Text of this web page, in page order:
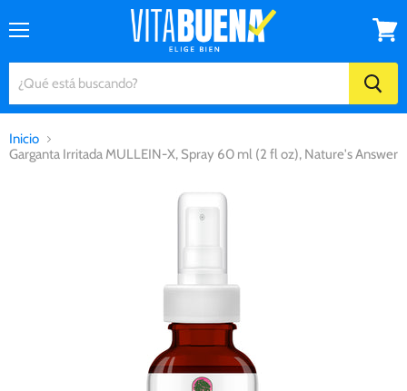
carrito
Inicio
Garganta Irritada MULLEIN-X, Spray 60 ml (2 fl oz), Nature's Answer